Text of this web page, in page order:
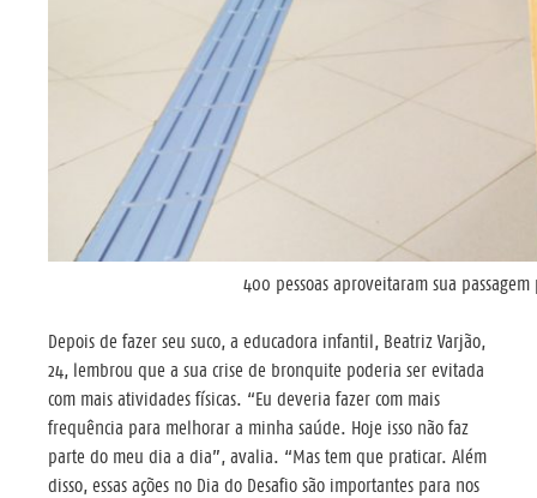
400 pessoas aproveitaram sua
Depois de fazer seu suco, a educadora infantil, Beatriz Varjão,
24, lembrou que a sua crise de bronquite poderia ser evitada
com mais atividades físicas. “Eu deveria fazer com mais
frequência para melhorar a minha saúde. Hoje isso não faz
parte do meu dia a dia”, avalia. “Mas tem que praticar. Além
disso, essas ações no Dia do Desafio são importantes para nos